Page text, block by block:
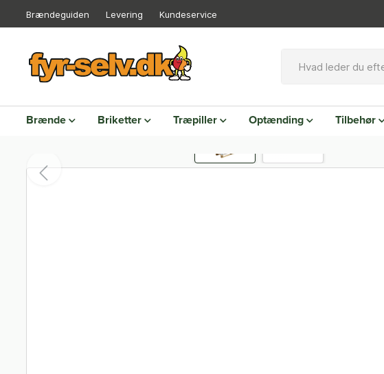
Brændeguiden Levering Kundeservice
Brænde Briketter Træpiller Optænding Tilbehør